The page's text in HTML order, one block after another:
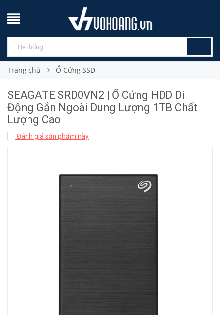
Trang chủ Ổ Cứng SSD
SEAGATE SRD0VN2 | Ổ Cứng HDD Di
Động Gắn Ngoài Dung Lượng 1TB Chất
Lượng Cao
Đánh giá sản phẩm này